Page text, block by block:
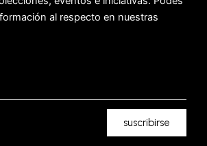
al respecto en nuestras
suscribirse